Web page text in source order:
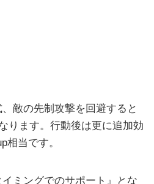
敵の先制攻撃を回避すると
ります。行動後は更に追加効
相当です。
ミングでのサポート』とな